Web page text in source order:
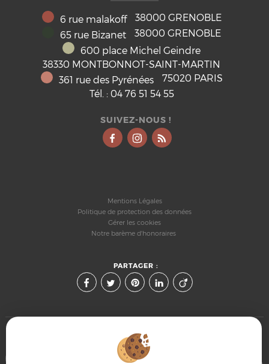
6 rue malakoff 38000 GRENOBLE
65 rue Bizanet
38000 GRENOBLE
600 place Michel Geindre
38330 MONTBONNOT-SAINT-MARTIN
361 rue des Pyrénées
75020 PARIS
Tél. : 04 76 51 54 55
SUIVEZ-NOUS !
Mentions Légales
Politique de protection des données
Gérer les cookies
Notre barème d'honoraires
PARTAGER :
Afin de vous offrir un confort de lecture permanent, depuis